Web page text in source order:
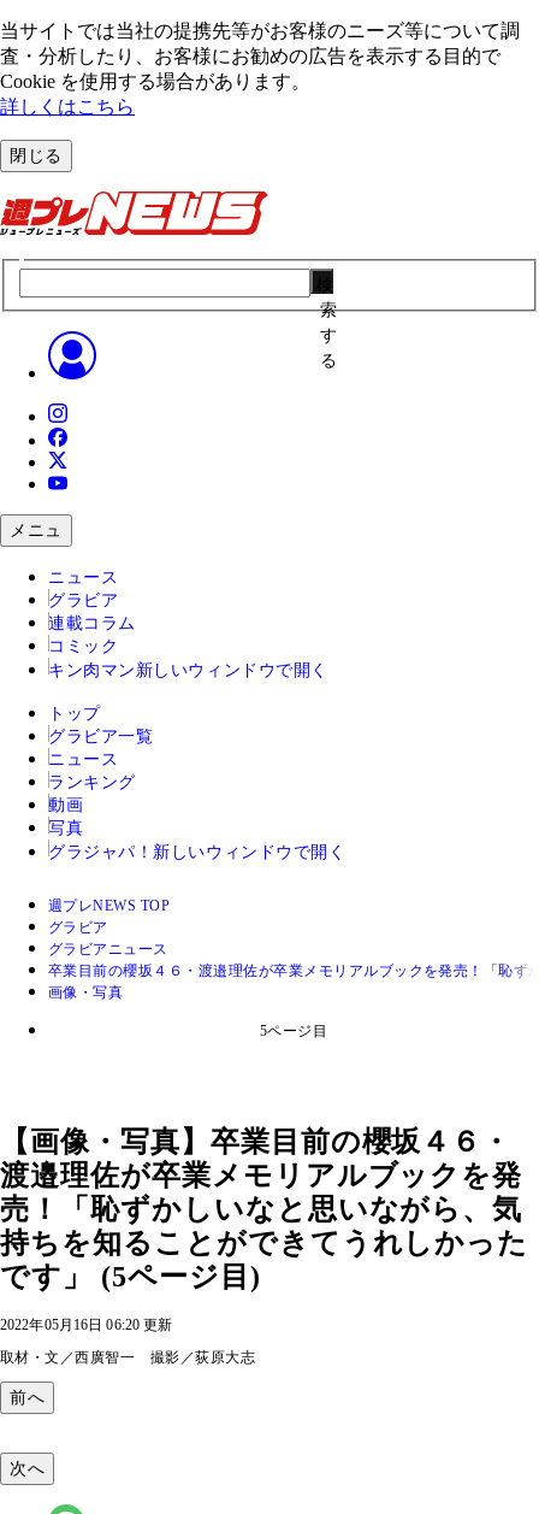
当サイトでは当社の提携先等がお客様のニーズ等について調
査・分析したり、お客様にお勧めの広告を表⽰する⽬的で
Cookie を使⽤する場合があります。
詳しくはこちら
閉じる
索
す
る
メニュ
ニュース
グラビア
連載コラム
コミック
キン肉マン 新しいウィンドウで開く
トップ
グラビア一覧
ニュース
ランキング
動画
写真
グラジャパ！ 新しいウィンドウで開く
週プレNEWS TOP
グラビア
グラビアニュース
卒業目前の櫻坂４６・渡邉理佐が卒業メモリアルブックを発売！「恥
画像・写真
5ページ目
【画像・写真】卒業目前の櫻坂４６・
渡邉理佐が卒業メモリアルブックを発
売！「恥ずかしいなと思いながら、気
持ちを知ることができてうれしかった
です」 (5ページ目)
2022年05月16日 06:20 更新
取材・文／西廣智一 撮影／荻原大志
前へ
次へ